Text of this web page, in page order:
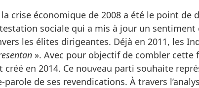
la crise économique de 2008 a été le point de
sociale qui a mis à jour un sentiment
les élites dirigeantes. Déjà en 2011, les
». Avec pour objectif de combler cette
créé en 2014. Ce nouveau parti souhaite
de ses revendications. À travers